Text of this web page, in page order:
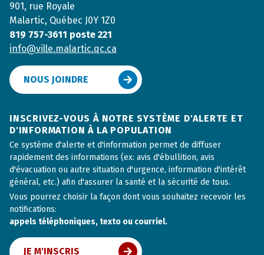
901, rue Royale
Malartic, Québec J0Y 1Z0
819 757-3611 poste 221
info@ville.malartic.qc.ca
NOUS JOINDRE
INSCRIVEZ-VOUS À NOTRE SYSTÈME D'ALERTE ET
D'INFORMATION À LA POPULATION
Ce système d'alerte et d'information permet de diffuser
rapidement des informations (ex: avis d'ébullition, avis
d'évacuation ou autre situation d'urgence, information d'intérêt
général, etc.) afin d'assurer la santé et la sécurité de tous.
Vous pourrez choisir la façon dont vous souhaitez recevoir les
notifications:
appels téléphoniques, texto ou courriel.
JE M'INSCRIS